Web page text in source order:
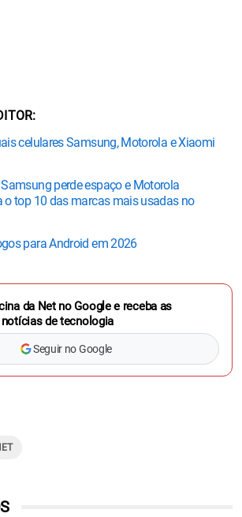
celulares Samsung, Motorola e Xiaomi
perde espaço e Motorola
o top 10 das marcas mais usadas no
para Android em 2026
da Net no Google e receba as
de tecnologia
Seguir no Google